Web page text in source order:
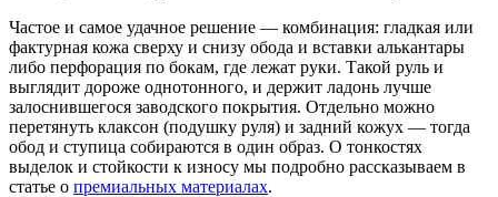
Частое и самое удачное решение — комбинация: гладкая или
фактурная кожа сверху и снизу обода и вставки алькантары
либо перфорация по бокам, где лежат руки. Такой руль и
выглядит дороже однотонного, и держит ладонь лучше
залоснившегося заводского покрытия. Отдельно можно
перетянуть клаксон (подушку руля) и задний кожух — тогда
обод и ступица собираются в один образ. О тонкостях
выделок и стойкости к износу мы подробно рассказываем в
статье о премиальных материалах.